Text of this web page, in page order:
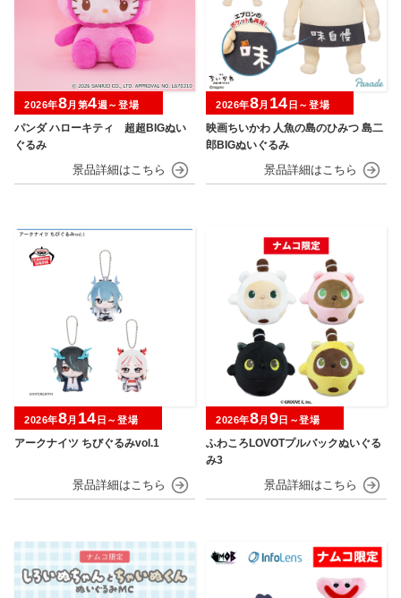
パンダ ハローキティ 超超BIGぬい
ぐるみ
2026年8月第4週～登場
映画ちいかわ 人魚の島のひみつ 島二
郎BIGぬいぐるみ
2026年8月 14 日～登場
アークナイツ ちびぐるみvol.1
2026年8月 14 日～登場
ふわころLOVOTプルバックぬいぐる
み3
2026年8月 9 日～登場